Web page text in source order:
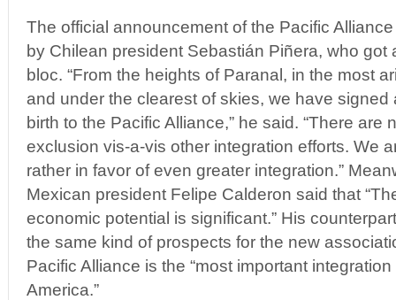
The official announcement of the Pacific
by Chilean president Sebastián Piñera, who got
bloc. “From the heights of Paranal, in the most
and under the clearest of skies, we have signed
birth to the Pacific Alliance,” he said. “There are
exclusion vis-a-vis other integration efforts. We
rather in favor of even greater integration.”
Mexican president Felipe Calderon said that
economic potential is significant.” His
the same kind of prospects for the new
Pacific Alliance is the “most important
America.”